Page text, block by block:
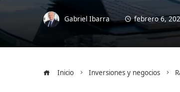
Gabriel Ibarra febrero 6,
Inicio Inversiones y negocios